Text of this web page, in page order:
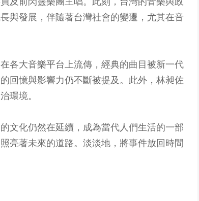
與發展，伴隨著台灣社會的變遷，尤其在音
各大音樂平台上流傳，經典的曲目被新一代
回憶與影響力仍不斷被提及。此外，林昶佐
環境。
文化仍然在延續，成為當代人們生活的一部
亮著未來的道路。淡淡地，將事件放回時間